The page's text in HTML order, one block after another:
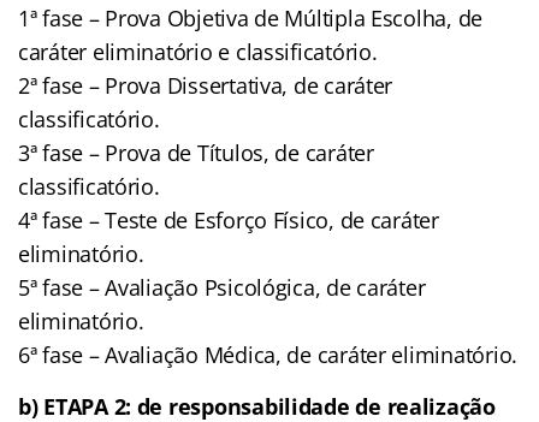
1ª fase – Prova Objetiva de Múltipla Escolha, de
caráter eliminatório e classificatório.
2ª fase – Prova Dissertativa, de caráter
classificatório.
3ª fase – Prova de Títulos, de caráter
classificatório.
4ª fase – Teste de Esforço Físico, de caráter
eliminatório.
5ª fase – Avaliação Psicológica, de caráter
eliminatório.
6ª fase – Avaliação Médica, de caráter eliminatório.
b) ETAPA 2: de responsabilidade de realização